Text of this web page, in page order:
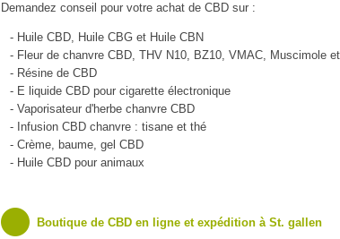
Demandez conseil pour votre achat de CBD sur :
- Huile CBD, Huile CBG et Huile CBN
- Fleur de chanvre CBD, THV N10, BZ10, VMAC, Muscimole
- Résine de CBD
- E liquide CBD pour cigarette électronique
- Vaporisateur d'herbe chanvre CBD
- Infusion CBD chanvre : tisane et thé
- Crème, baume, gel CBD
- Huile CBD pour animaux
Boutique de CBD en ligne et expédition à St. gallen